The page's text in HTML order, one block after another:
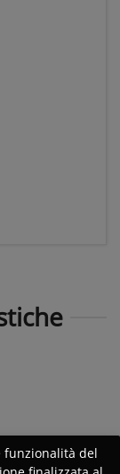
funzionalità del